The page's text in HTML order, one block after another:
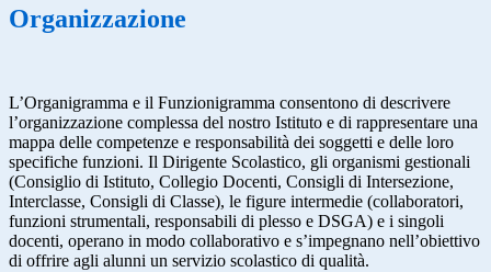
Organizzazione
L’Organigramma e il Funzionigramma consentono di descrivere
l’organizzazione complessa del nostro Istituto e di rappresentare una
mappa delle competenze e responsabilità dei soggetti e delle loro
specifiche funzioni. Il Dirigente Scolastico, gli organismi gestionali
(Consiglio di Istituto, Collegio Docenti, Consigli di Intersezione,
Interclasse, Consigli di Classe), le figure intermedie (collaboratori,
funzioni strumentali, responsabili di plesso e DSGA) e i singoli
docenti, operano in modo collaborativo e s’impegnano nell’obiettivo
di offrire agli alunni un servizio scolastico di qualità.